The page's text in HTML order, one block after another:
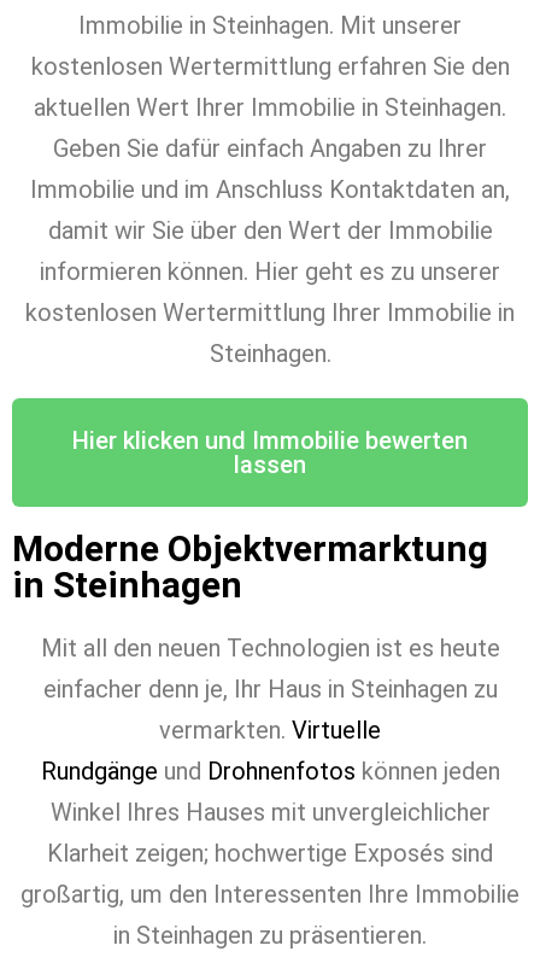
Immobilie in Steinhagen. Mit unserer
kostenlosen Wertermittlung erfahren Sie den
aktuellen Wert Ihrer Immobilie in Steinhagen.
Geben Sie dafür einfach Angaben zu Ihrer
Immobilie und im Anschluss Kontaktdaten an,
damit wir Sie über den Wert der Immobilie
informieren können. Hier geht es zu unserer
kostenlosen Wertermittlung Ihrer Immobilie in
Steinhagen.
Hier klicken und Immobilie bewerten
lassen
Moderne Objektvermarktung
in Steinhagen
Mit all den neuen Technologien ist es heute
einfacher denn je, Ihr Haus in Steinhagen zu
vermarkten. Virtuelle
Rundgänge und Drohnenfotos können jeden
Winkel Ihres Hauses mit unvergleichlicher
Klarheit zeigen; hochwertige Exposés sind
großartig, um den Interessenten Ihre Immobilie
in Steinhagen zu präsentieren.